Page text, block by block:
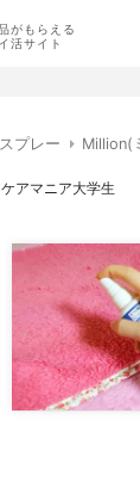
がもらえる
活サイト
プレー Million(
アマニア大学生